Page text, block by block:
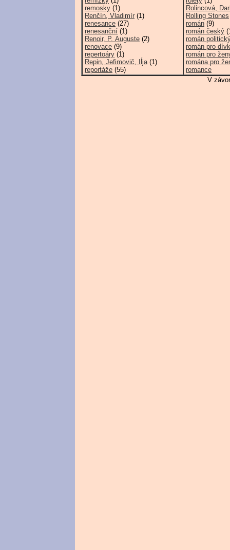
remosky (1)
Renčín, Vladimír (1)
renesance (27)
renesanční (1)
Renoir, P. Auguste (2)
renovace (9)
repertoáry (1)
Repin, Jefimovič, Iĺja(1)
reportáže (55)
Rolincová,
Rolling Stones
román (9)
román český
román
román pro
román pro
romána pro
romance
V